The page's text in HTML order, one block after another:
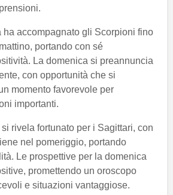
ha accompagnato gli Scorpioni fino
portando con sé
La domenica si preannuncia
con opportunità che si
momento favorevole per
importanti.
rivela fortunato per i Sagittari, con
nel pomeriggio, portando
Le prospettive per la domenica
promettendo un oroscopo
e situazioni vantaggiose.